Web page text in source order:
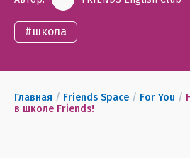
#школа
Главная / Friends Space / For You /
в школе Friends!